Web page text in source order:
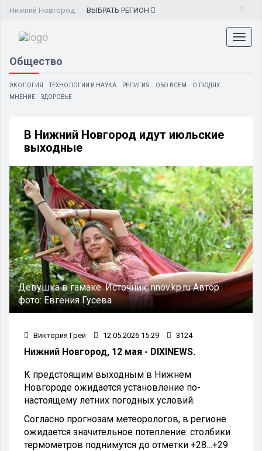
Нижний Новгород ВЫБРАТЬ РЕГИОН
Общество
ЭКОЛОГИЯ ТЕХНОЛОГИИ И НАУКА РЕЛИГИЯ ОБО ВСЕМ
О ЛЮДЯХ
МНЕНИЕ
ЗДОРОВЬЕ
В Нижний Новгород идут июльские
выходные
Девушка в гамаке.Источник:nnov.kp.ruАвтор
фото:Евгения Гусева
Виктория Грей 12.05.2026 15:29 3124
Нижний Новгород, 12 мая - DIXINEWS.
К предстоящим выходным в Нижнем
Новгороде ожидается установление по-
настоящему летних погодных условий.
Согласно прогнозам метеорологов, в регионе
ожидается значительное потепление: столбики
термометров поднимутся до отметки +28…+29